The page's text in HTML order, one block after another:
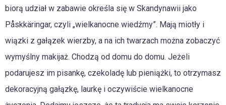
biorą udział w zabawie określa się w Skandynawii jako
Påskkäringar, czyli „wielkanocne wiedźmy”. Mają miotły i
wiązki z gałązek wierzby, a na ich twarzach można zobaczyć
wymyślny makijaż. Chodzą od domu do domu. Jeżeli
podarujesz im pisankę, czekoladę lub pieniążki, to otrzymasz
dekoracyjną gałązkę, laurkę i oczywiście wielkanocne